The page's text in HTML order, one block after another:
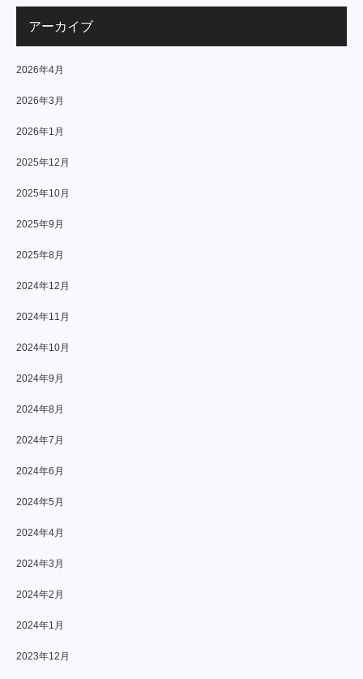
アーカイブ
2026年4月
2026年3月
2026年1月
2025年12月
2025年10月
2025年9月
2025年8月
2024年12月
2024年11月
2024年10月
2024年9月
2024年8月
2024年7月
2024年6月
2024年5月
2024年4月
2024年3月
2024年2月
2024年1月
2023年12月